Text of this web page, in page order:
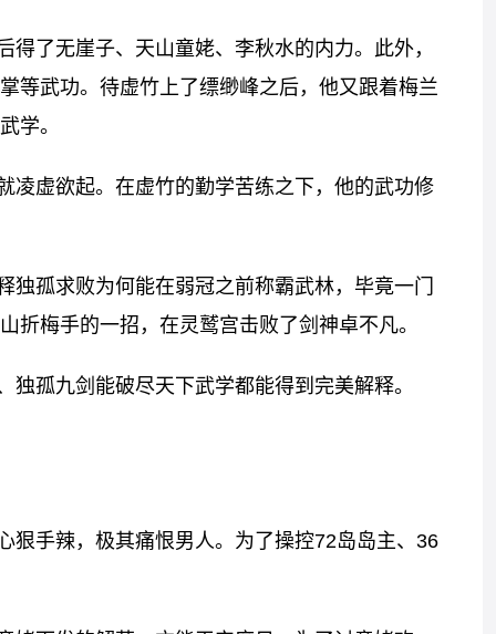
了无崖子、天山童姥、李秋水的内力。此外，
等武功。待虚竹上了缥缈峰之后，他又跟着梅兰
学。
凌虚欲起。在虚竹的勤学苦练之下，他的武功修
孤求败为何能在弱冠之前称霸武林，毕竟一门
折梅手的一招，在灵鹫宫击败了剑神卓不凡。
孤九剑能破尽天下武学都能得到完美解释。
狠手辣，极其痛恨男人。为了操控72岛岛主、36